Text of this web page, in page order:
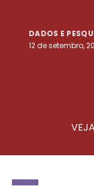
DADOS E
12 de setembro,